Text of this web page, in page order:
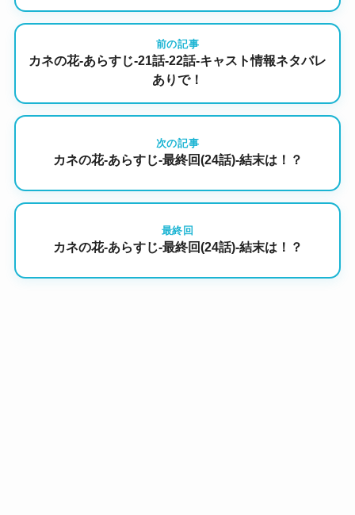
前の記事
カネの花-あらすじ-21話-22話-キャスト情報ネタバレ
ありで！
次の記事
カネの花-あらすじ-最終回(24話)-結末は！？
最終回
カネの花-あらすじ-最終回(24話)-結末は！？